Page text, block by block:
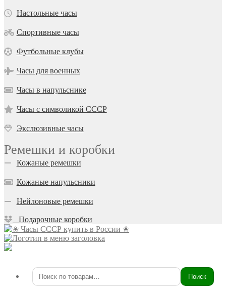
Настольные часы
Спортивные часы
Футбольные клубы
Часы для военных
Часы в напульснике
Часы с символикой СССР
Экслюзивные часы
Ремешки и коробки
Кожаные ремешки
Кожаные напульсники
Нейлоновые ремешки
Подарочные коробки
Искать: Поиск